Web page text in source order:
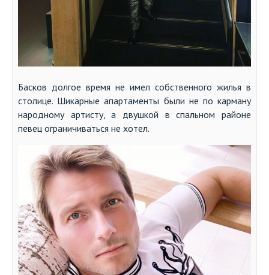
Басков долгое время не имел собственного жилья в
столице. Шикарные апартаменты были не по карману
народному артисту, а двушкой в спальном районе
певец ограничиваться не хотел.